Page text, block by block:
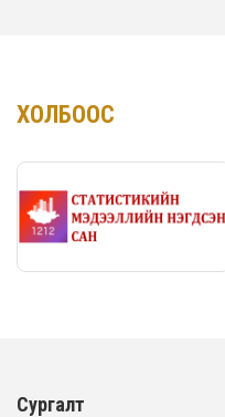
ХОЛБООС
Сургалт